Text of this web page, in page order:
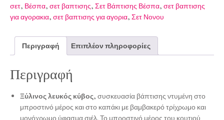
σετ, Βέσπα, σετ βαπτισης, Σετ Βάπτισης Βέσπα, σετ βαπτισης
για αγορακια, σετ βαπτισης για αγορια, Σετ Νονου
Περιγραφή Επιπλέον πληροφορίες
Περιγραφή
Ξύλινος λευκός κύβος, συσκευασία βάπτισης ντυμένη στο
μπροστινό μέρος και στο καπάκι με βαμβακερό τρίχρωμο και
μονόχρωμο ύφασμα σιέλ. Το μπροστινό μέρος του κουτιού